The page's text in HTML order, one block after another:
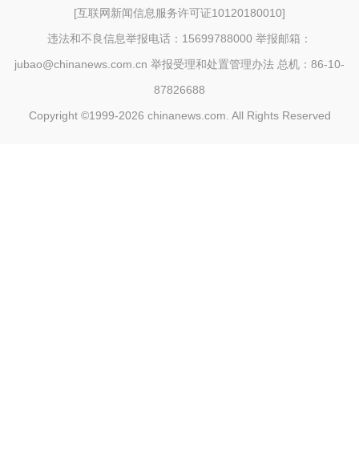
[互联网新闻信息服务许可证10120180010]
违法和不良信息举报电话：15699788000 举报邮箱：
jubao@chinanews.com.cn 举报受理和处置管理办法 总机：86-10-
87826688
Copyright ©1999-2026 chinanews.com. All Rights Reserved